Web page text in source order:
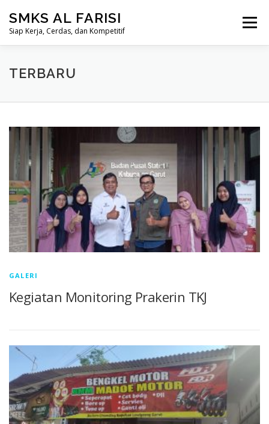
content
SMKS AL FARISI
Siap Kerja, Cerdas, dan Kompetitif
Menu
HOME PROFIL
TERBARU
T
e
r
b
a
r
u
GALERI
Kegiatan Monitoring Prakerin TKJ